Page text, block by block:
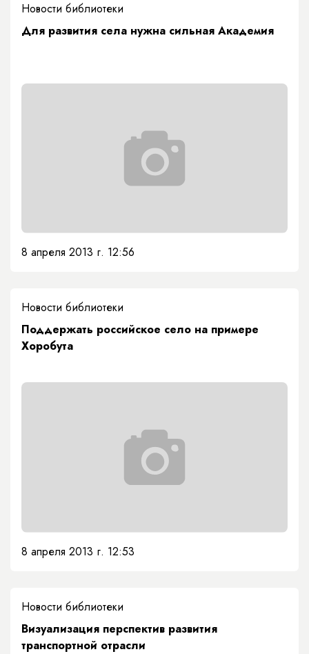
Новости библиотеки
Для развития села нужна сильная Академия
8 апреля 2013 г. 12:56
Новости библиотеки
Поддержать российское село на примере
Хоробута
8 апреля 2013 г. 12:53
Новости библиотеки
Визуализация перспектив развития
транспортной отрасли